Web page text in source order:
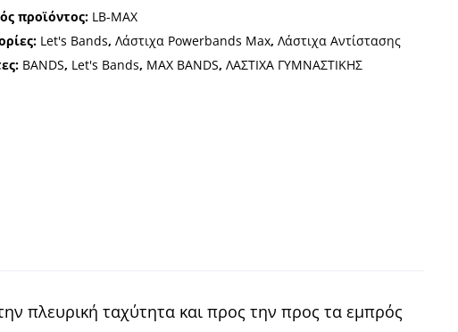
προϊόντος: LB-MAX
Let's Bands,Λάστιχα Powerbands Max,Λάστιχα Αντίστασης
BANDS, Let's Bands, MAX BANDS,ΛΑΣΤΙΧΑ ΓΥΜΝΑΣΤΙΚΗΣ
πλευρική ταχύτητα και προς την προς τα εμπρός